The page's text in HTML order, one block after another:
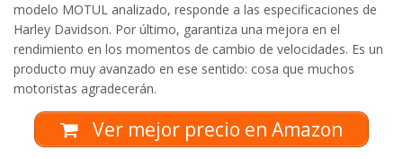
modelo MOTUL analizado, responde a las especificaciones de
Harley Davidson. Por último, garantiza una mejora en el
rendimiento en los momentos de cambio de velocidades. Es un
producto muy avanzado en ese sentido: cosa que muchos
motoristas agradecerán.
Ver mejor precio en Amazon